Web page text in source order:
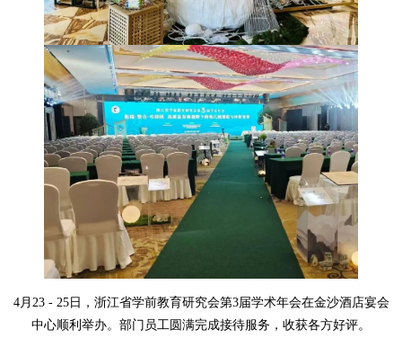
4月 23 - 25日，浙江省学前教育研究会第3届学术年会在金沙酒店宴会
中心顺利举办。部门员工圆满完成接待服务，收获各方好评。